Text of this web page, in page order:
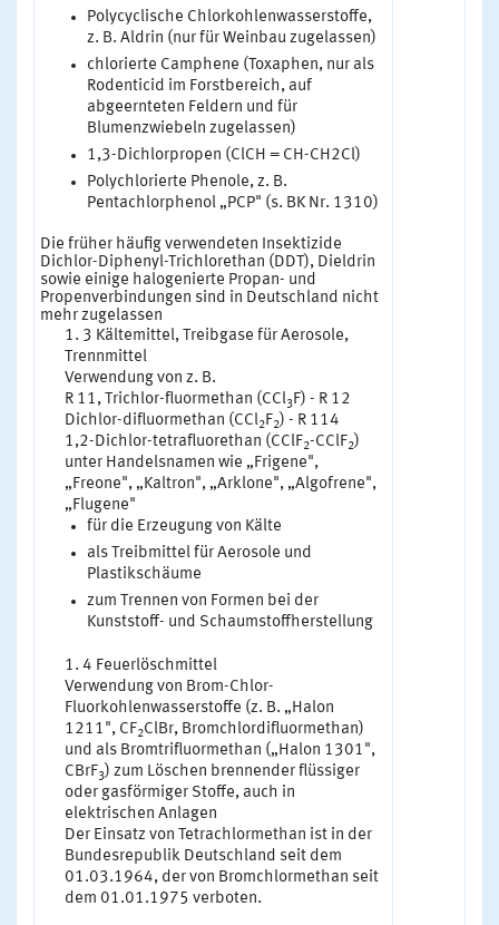
Polycyclische Chlorkohlenwasserstoffe,
z. B. Aldrin (nur für Weinbau zugelassen)
chlorierte Camphene (Toxaphen, nur als
Rodenticid im Forstbereich, auf
abgeernteten Feldern und für
Blumenzwiebeln zugelassen)
1,3-Dichlorpropen (ClCH = CH-CH2Cl)
Polychlorierte Phenole, z. B.
Pentachlorphenol „PCP" (s. BK Nr. 1310)
Die früher häufig verwendeten Insektizide
Dichlor-Diphenyl-Trichlorethan (DDT), Dieldrin
sowie einige halogenierte Propan- und
Propenverbindungen sind in Deutschland nicht
mehr zugelassen
3 Kältemittel, Treibgase für Aerosole,
Trennmittel
Verwendung von z. B.
R 11, Trichlor-fluormethan (CCl3F) - R 12
Dichlor-difluormethan (CCl2F2) - R 114
1,2-Dichlor-tetrafluorethan (CClF2-CClF2)
unter Handelsnamen wie „Frigene",
„Freone", „Kaltron", „Arklone", „Algofrene",
„Flugene"
für die Erzeugung von Kälte
als Treibmittel für Aerosole und
Plastikschäume
zum Trennen von Formen bei der
Kunststoff- und Schaumstoffherstellung
4 Feuerlöschmittel
Verwendung von Brom-Chlor-
Fluorkohlenwasserstoffe (z. B. „Halon
1211", CF2ClBr, Bromchlordifluormethan)
und als Bromtrifluormethan („Halon 1301",
CBrF3) zum Löschen brennender flüssiger
oder gasförmiger Stoffe, auch in
elektrischen Anlagen
Der Einsatz von Tetrachlormethan ist in der
Bundesrepublik Deutschland seit dem
01.03.1964, der von Bromchlormethan seit
dem 01.01.1975 verboten.